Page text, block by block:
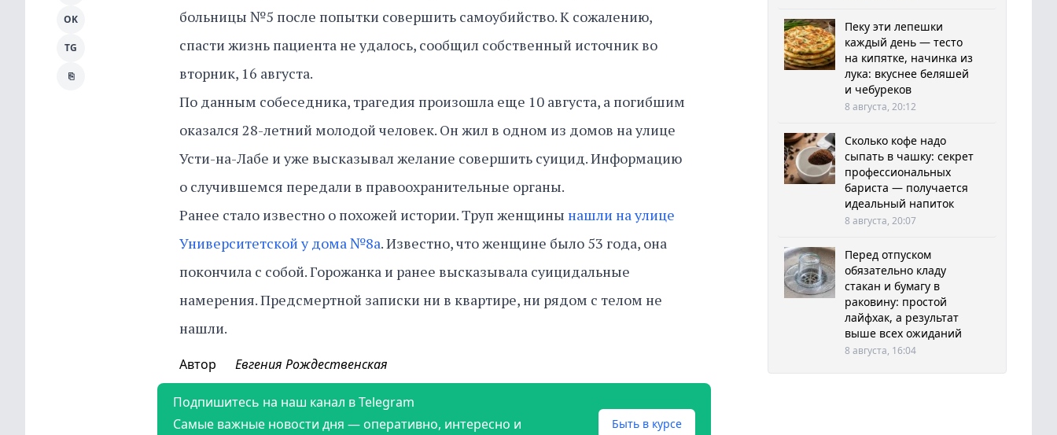
больницы №5 после попытки совершить самоубийство. К сожалению,
спасти жизнь пациента не удалось, сообщил собственный источник во
вторник, 16 августа.
По данным собеседника, трагедия произошла еще 10 августа, а погибшим
оказался 28-летний молодой человек. Он жил в одном из домов на улице
Усти-на-Лабе и уже высказывал желание совершить суицид. Информацию
о случившемся передали в правоохранительные органы.
Ранее стало известно о похожей истории. Труп женщины нашли на улице
Университетской у дома №8а. Известно, что женщине было 53 года, она
покончила с собой. Горожанка и ранее высказывала суицидальные
намерения. Предсмертной записки ни в квартире, ни рядом с телом не
нашли.
OK
TG
⎘
Автор Евгения Рождественская
Подпишитесь на наш канал в Telegram
Самые важные новости дня — оперативно, интересно и
Быть в курсе
Пеку эти лепешки
каждый день — тесто
на кипятке, начинка из
лука: вкуснее беляшей
и чебуреков
8 августа, 20:12
Сколько кофе надо
сыпать в чашку: секрет
профессиональных
бариста — получается
идеальный напиток
8 августа, 20:07
Перед отпуском
обязательно кладу
стакан и бумагу в
раковину: простой
лайфхак, а результат
выше всех ожиданий
8 августа, 16:04